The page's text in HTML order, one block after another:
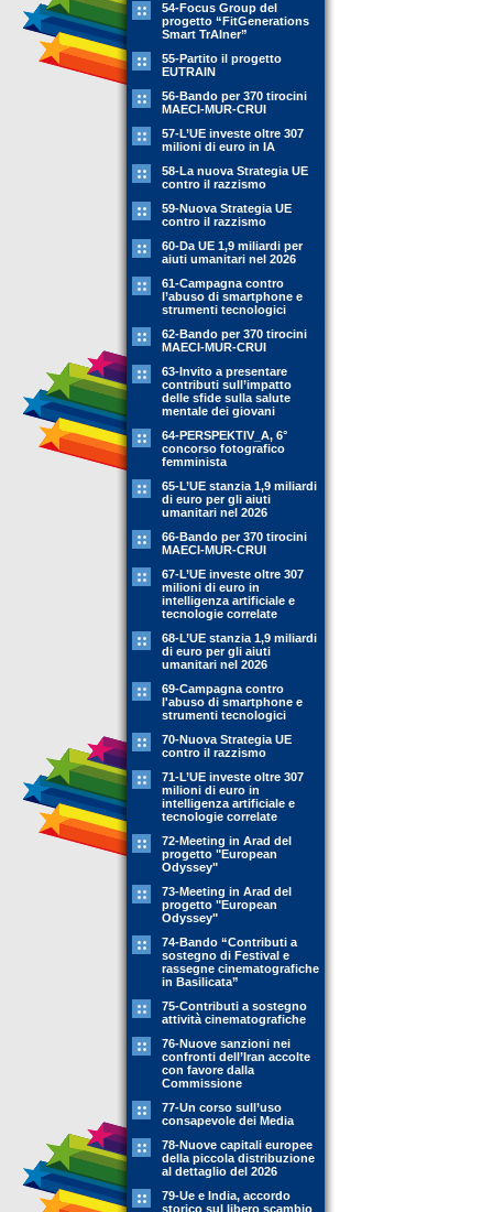
54-Focus Group del
progetto “FitGenerations
Smart TrAIner”
55-Partito il progetto
EUTRAIN
56-Bando per 370 tirocini
MAECI-MUR-CRUI
57-L’UE investe oltre 307
milioni di euro in IA
58-La nuova Strategia UE
contro il razzismo
59-Nuova Strategia UE
contro il razzismo
60-Da UE 1,9 miliardi per
aiuti umanitari nel 2026
61-Campagna contro
l’abuso di smartphone e
strumenti tecnologici
62-Bando per 370 tirocini
MAECI-MUR-CRUI
63-Invito a presentare
contributi sull’impatto
delle sfide sulla salute
mentale dei giovani
64-PERSPEKTIV_A, 6°
concorso fotografico
femminista
65-L’UE stanzia 1,9 miliardi
di euro per gli aiuti
umanitari nel 2026
66-Bando per 370 tirocini
MAECI-MUR-CRUI
67-L’UE investe oltre 307
milioni di euro in
intelligenza artificiale e
tecnologie correlate
68-L’UE stanzia 1,9 miliardi
di euro per gli aiuti
umanitari nel 2026
69-Campagna contro
l'abuso di smartphone e
strumenti tecnologici
70-Nuova Strategia UE
contro il razzismo
71-L’UE investe oltre 307
milioni di euro in
intelligenza artificiale e
tecnologie correlate
72-Meeting in Arad del
progetto "European
Odyssey"
73-Meeting in Arad del
progetto "European
Odyssey"
74-Bando “Contributi a
sostegno di Festival e
rassegne cinematografiche
in Basilicata”
75-Contributi a sostegno
attività cinematografiche
76-Nuove sanzioni nei
confronti dell’Iran accolte
con favore dalla
Commissione
77-Un corso sull’uso
consapevole dei Media
78-Nuove capitali europee
della piccola distribuzione
al dettaglio del 2026
79-Ue e India, accordo
storico sul libero scambio